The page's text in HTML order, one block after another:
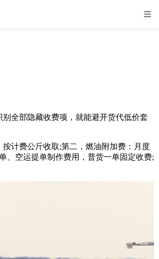
全部隐藏收费项，就能避开货代低价套
计费公斤收取;第二，燃油附加费：月度
、空运提单制作费用，普货一单固定收费;